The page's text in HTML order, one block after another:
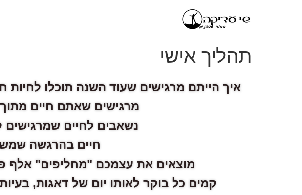
תהליך אישי
איך הייתם מרגישים שעוד השנה תוכלו
מרגישים שאתם חיים
נשאבים לחיים שמרגישים
חיים בהרגשה
מוצאים את עצמכם "מחליפים" אלף
קמים כל בוקר לאותו יום של דאגות,